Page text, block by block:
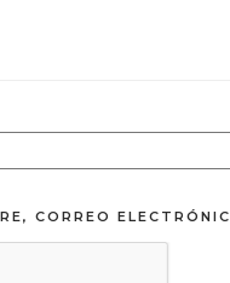
CORREO